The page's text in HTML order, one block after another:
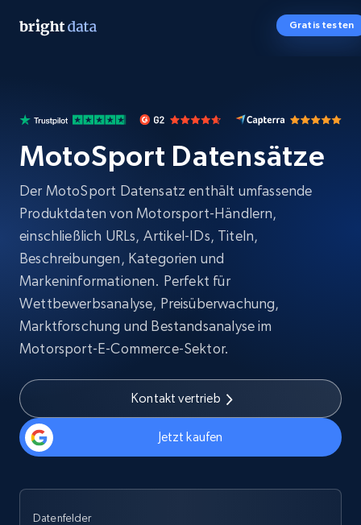
Gratis testen
MotoSport Datensätze
Der MotoSport Datensatz enthält umfassende
Produktdaten von Motorsport-Händlern,
einschließlich URLs, Artikel-IDs, Titeln,
Beschreibungen, Kategorien und
Markeninformationen. Perfekt für
Wettbewerbsanalyse, Preisüberwachung,
Marktforschung und Bestandsanalyse im
Motorsport-E-Commerce-Sektor.
Kontakt vertrieb
Jetzt kaufen
Datenfelder